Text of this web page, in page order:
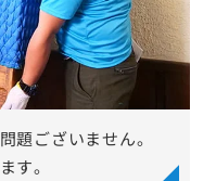
題ございません。
す。